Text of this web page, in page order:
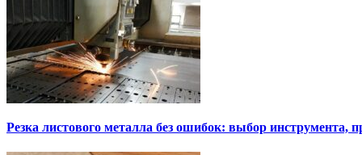
Резка листового металла без ошибок: выбор инструмента,